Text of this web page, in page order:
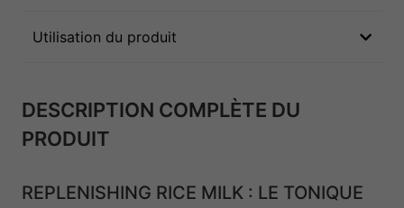
Utilisation du produit
DESCRIPTION COMPLÈTE DU
PRODUIT
REPLENISHING RICE MILK : LE TONIQUE